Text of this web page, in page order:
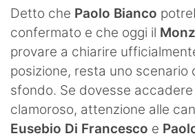
Detto che Paolo Bianco
confermato e che oggi il
provare a chiarire
posizione, resta uno scenario
sfondo. Se dovesse
clamoroso, attenzione alle
Eusebio Di Francesco e